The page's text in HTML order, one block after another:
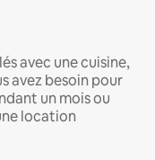
avec une cuisine,
avez besoin pour
un mois ou
location